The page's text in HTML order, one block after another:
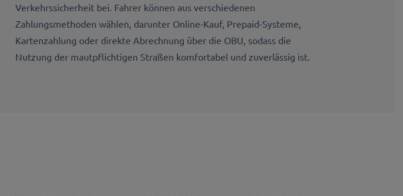
Verkehrssicherheit bei. Fahrer können aus verschiedenen
Zahlungsmethoden wählen, darunter Online-Kauf, Prepaid-Systeme,
Kartenzahlung oder direkte Abrechnung über die OBU, sodass die
Nutzung der mautpflichtigen Straßen komfortabel und zuverlässig ist.